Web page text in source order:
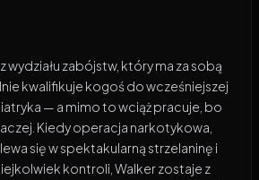
zabójstw, który ma za sobą
kwalifikuje kogoś do wcześniejszej
— a mimo to wciąż pracuje, bo
Kiedy operacja narkotykowa,
się w spektakularną strzelaninę i
kontroli, Walker zostaje z